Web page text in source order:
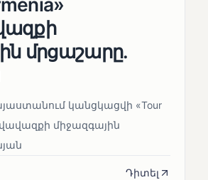
մրցաշարը.
կանցկացվի «Tour
միջազգային
Դիտել